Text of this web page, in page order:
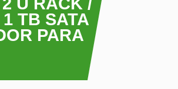
TB SATA
PARA